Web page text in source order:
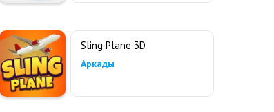
Sling Plane 3D
Аркады